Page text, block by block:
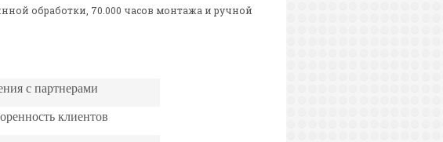
обработки, 70.000 часов монтажа и ручной
яс партнерами
клиентов